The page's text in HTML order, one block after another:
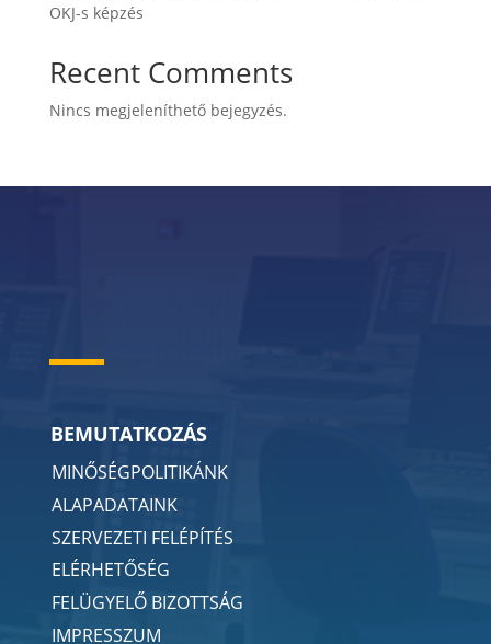
OKJ-s képzés
Recent Comments
Nincs megjeleníthető bejegyzés.
BEMUTATKOZÁS
MINŐSÉGPOLITIKÁNK
ALAPADATAINK
SZERVEZETI FELÉPÍTÉS
ELÉRHETŐSÉG
FELÜGYELŐ BIZOTTSÁG
IMPRESSZUM